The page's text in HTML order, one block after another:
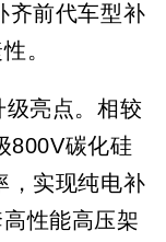
齐前代车型补
。
亮点。相较
800V碳化硅
，实现纯电补
性能高压架